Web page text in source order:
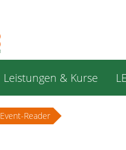
Leistungen & Kurse
Event-Reader